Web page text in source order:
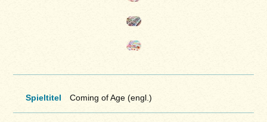
Spieltitel Coming of Age (engl.)